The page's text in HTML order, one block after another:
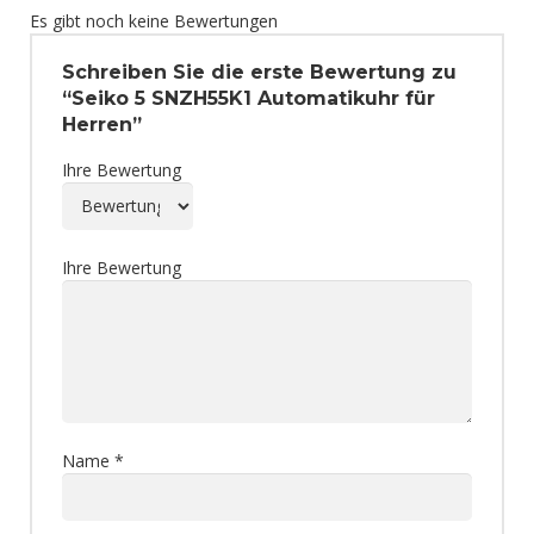
Es gibt noch keine Bewertungen
Schreiben Sie die erste Bewertung zu
“Seiko 5 SNZH55K1 Automatikuhr für
Herren”
Ihre Bewertung
Ihre Bewertung
Name *